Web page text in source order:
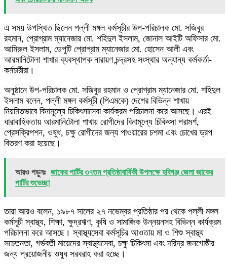
এ সময় উপস্থিত ছিলেন পল্লী মঙ্গল কর্মসূচীর উপ-পরিচালক মো. সজিবুর
রহমান, প্রোগ্রাম ম্যানেজার মো. শহিদুল ইসলাম, জোনাল আইটি অফিসার মো.
আমিরুল ইসলাম, ডেপুটি প্রোগ্রাম ম্যানেজার মো. হোসেন আলী এবং
আরমানিটোলা শাখার ব্যবস্থাপক নারায়ণ চন্দ্রসহ সংস্থার অন্যান্য কর্মকর্তা-
কর্মচারীরা।
অনুষ্ঠানে উপ-পরিচালক মো. সজিবুর রহমান ও প্রোগ্রাম ম্যানেজার মো. শহিদুল
ইসলাম বলেন, পল্লী মঙ্গল কর্মসূচী (পিএমকে) দেশের বিভিন্ন শাখায়
নিয়মিতভাবে বিনামূল্যে চিকিৎসাসেবা কার্যক্রম পরিচালনা করে আসছে। এরই
ধারাবাহিকতায় আরমানিটোলা শাখায় রোগীদের বিনামূল্যে চিকিৎসা পরামর্শ,
প্রেসক্রিপশন, ওষুধ, চক্ষু রোগীদের জন্য পাওয়ারের চশমা এবং চোখের ড্রপ
বিতরণ করা হয়েছে।
আরও পড়ুনঃ জাকের পার্টির ৩৭তম প্রতিষ্ঠাবার্ষিকী উপলক্ষে হবিগঞ্জ জেলা জাকের
পার্টির শুভেচ্ছা
তারা আরও বলেন, ১৯৮৭ সালের ২৭ নভেম্বর প্রতিষ্ঠার পর থেকে পল্লী মঙ্গল
কর্মসূচী স্বাস্থ্য, শিক্ষা, ক্ষুদ্রঋণ, কৃষি ও সামাজিক উন্নয়নসহ বিভিন্ন কার্যক্রম
পরিচালনা করে আসছে। স্বাস্থ্যসেবা কর্মসূচির আওতায় মা ও শিশু স্বাস্থ্য
সচেতনতা, গর্ভবতী মায়েদের স্বাস্থ্যসেবা, চক্ষু চিকিৎসা এবং দরিদ্র জনগোষ্ঠীর
জন্য প্রয়োজনীয় ওষুধ সরবরাহ করা হচ্ছে।